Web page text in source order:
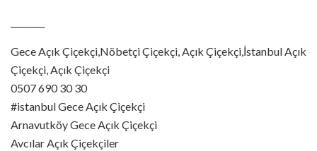
Gece Açık Çiçekçi,Nöbetçi Çiçekçi, Açık Çiçekçi,İstanbul Açık
Çiçekçi, Açık Çiçekçi
0507 690 30 30
#istanbul Gece Açık Çiçekçi
Arnavutköy Gece Açık Çiçekçi
Avcılar Açık Çiçekçiler